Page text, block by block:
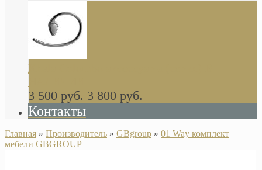
Khala Colombo аксессуары (серия) В
НАЛИЧИИ
3 500 руб. 3 800 руб.
Контакты
Главная » Производитель » GBgroup » 01 Way комплект
мебели GBGROUP